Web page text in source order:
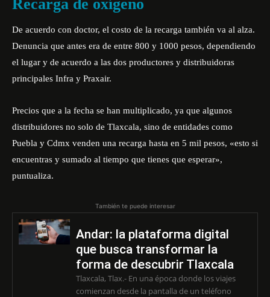
Recarga de oxígeno
De acuerdo con doctor, el costo de la recarga también va al alza.
Denuncia que antes era de entre 800 y 1000 pesos, dependiendo
el lugar y de acuerdo a las dos productores y distribuidoras
principales Infra y Praxair.
Precios que a la fecha se han multiplicado, ya que algunos
distribuidores no solo de Tlaxcala, sino de entidades como
Puebla y Cdmx venden una recarga hasta en 5 mil pesos, «esto si
encuentras y sumado al tiempo que tienes que esperar»,
puntualiza.
También te puede interesar
Andar: la plataforma digital
que busca transformar la
forma de descubrir Tlaxcala
Tlaxcala, Tlax.- En una época donde los viajes
comienzan desde la pantalla de un teléfono